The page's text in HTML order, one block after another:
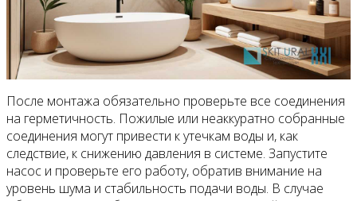
После монтажа обязательно проверьте все соединения
на герметичность. Пожилые или неаккуратно собранные
соединения могут привести к утечкам воды и, как
следствие, к снижению давления в системе. Запустите
насос и проверьте его работу, обратив внимание на
уровень шума и стабильность подачи воды. В случае